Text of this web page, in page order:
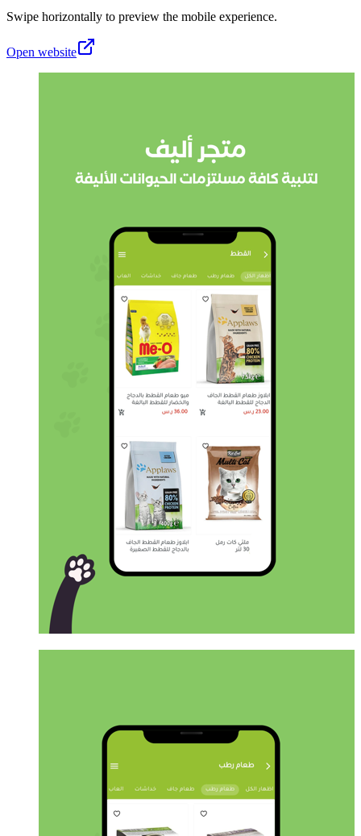
Swipe horizontally to preview the mobile experience.
Open website